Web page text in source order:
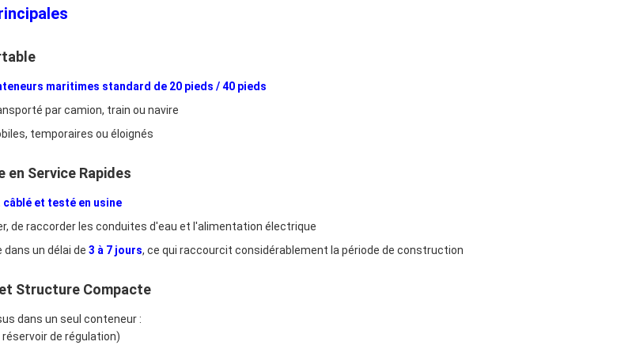
maritimes standard de 20 pieds / 40 pieds
par camion, train ou navire
temporaires ou éloignés
Service Rapides
et testé en usine
de raccorder les conduites d'eau et l'alimentation électrique
un délai de 3 à 7 jours, ce qui raccourcit considérablement la période de construction
Structure Compacte
dans un seul conteneur :
de régulation)